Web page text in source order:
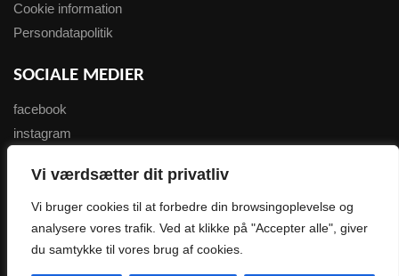
Vi værdsætter dit privatliv
Vi bruger cookies til at forbedre din browsingoplevelse og
analysere vores trafik. Ved at klikke på "Accepter alle", giver
du samtykke til vores brug af cookies.
Cookie information
Persondatapolitik
SOCIALE MEDIER
facebook
instagram
NYHEDSBREV